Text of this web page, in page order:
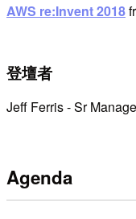
AWS re:Invent 2018
登壇者
Jeff Ferris - Sr
Agenda